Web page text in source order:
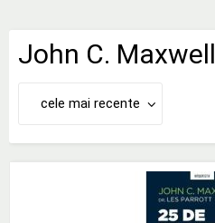
John C. Maxwell
cele mai recente